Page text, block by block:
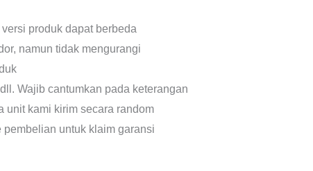
produk dapat berbeda
namun tidak mengurangi
Wajib cantumkan pada keterangan
unit kami kirim secara random
untuk klaim garansi